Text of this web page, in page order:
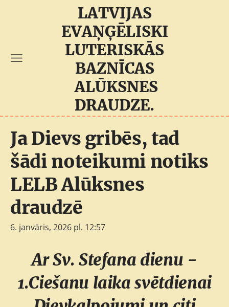
LATVIJAS
EVAŅĢĒLISKI
LUTERISKĀS
BAZNĪCAS
ALŪKSNES
DRAUDZE.
Ja Dievs gribēs, tad
šādi noteikumi notiks
LELB Alūksnes
draudzē
6. janvāris, 2026 pl. 12:57
Ar Sv. Stefana dienu -
1.Ciešanu laika svētdienai